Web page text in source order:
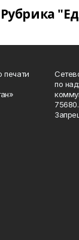
Рубрика
печати
по
75680.